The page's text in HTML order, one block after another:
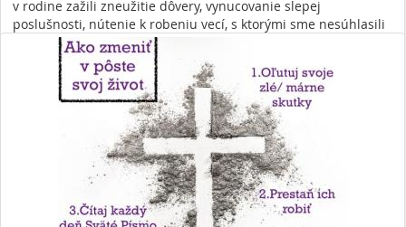
v rodine zažili zneužitie dôvery, vynucovanie slepej
poslušnosti, nútenie k robeniu vecí, s ktorými sme nesúhlasili
a ktoré nakoniec ani neboli správne... A pred sebou máme
Ježiša- poslušného až na smrť. Máme mu byť podobní aj v
tejto poslušnosti?
Read More»
By Anna Lojeková
3/30/21 2:53 PM
10107 Views,0 Comments
zamyslenie
poslušnosť